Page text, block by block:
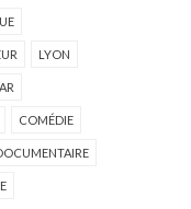
LYON
COMÉDIE